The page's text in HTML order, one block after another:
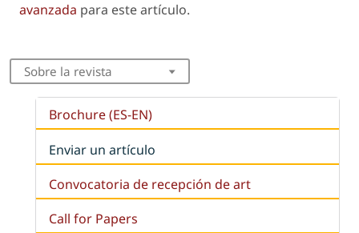
avanzada para este artículo.
Sobre la revista
Brochure (ES-EN)
Enviar un artículo
Convocatoria de recepción de art
Call for Papers